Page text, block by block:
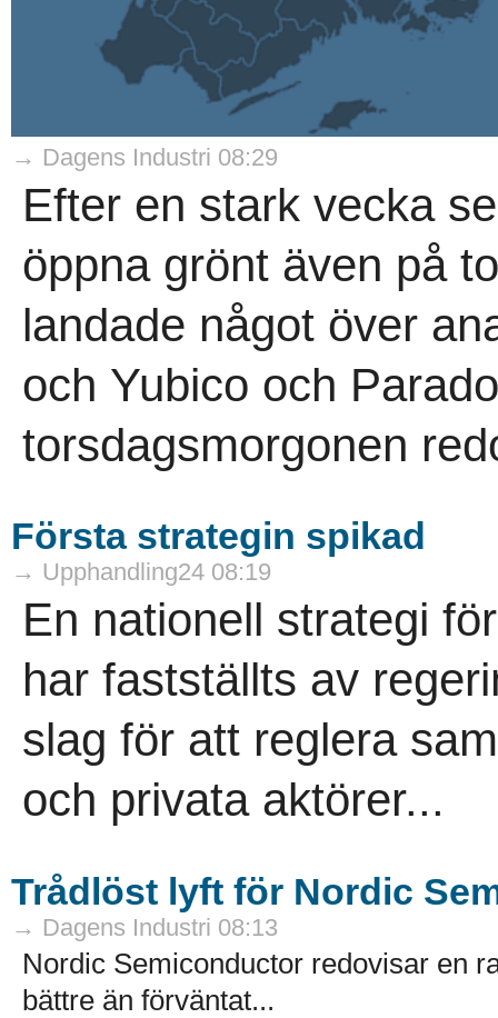
→ Dagens Industri 08:29
Efter en stark vecka
öppna grönt även på
landade något över
och Yubico och
torsdagsmorgonen
Första strategin spikad
→ Upphandling24 08:19
En nationell strategi
har fastställts av
slag för att reglera
och privata aktörer...
Trådlöst lyft för Nordic
→ Dagens Industri 08:13
Nordic Semiconductor redovisar en
bättre än förväntat...